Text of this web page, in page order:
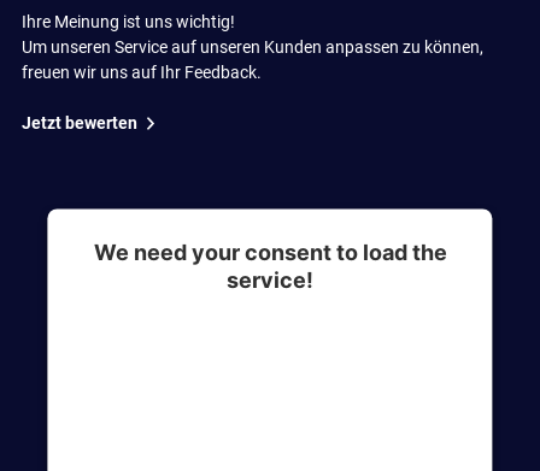
Ihre Meinung ist uns wichtig!
Um unseren Service auf unseren Kunden anpassen zu können,
freuen wir uns auf Ihr Feedback.
Jetzt bewerten
We need your consent to load the
service!